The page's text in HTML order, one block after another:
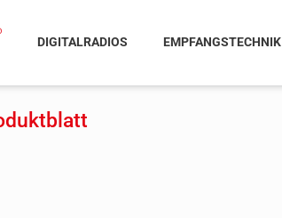
DIGITALRADIOS EMPFANGSTECHNIK